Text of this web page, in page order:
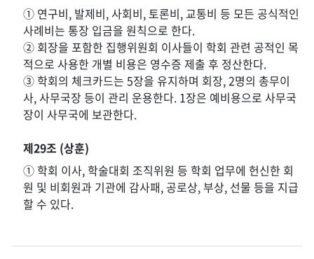
① 연구비, 발제비, 사회비, 토론비, 교통비 등 모든 공식적인
사례비는 통장 입금을 원칙으로 한다.
② 회장을 포함한 집행위원회 이사들이 학회 관련 공적인 목
적으로 사용한 개별 비용은 영수증 제출 후 정산한다.
③ 학회의 체크카드는 5장을 유지하며 회장, 2명의 총무이
사, 사무국장 등이 관리 운용한다. 1장은 예비용으로 사무국
장이 사무국에 보관한다.
제29조 (상훈)
① 학회 이사, 학술대회 조직위원 등 학회 업무에 헌신한 회
원 및 비회원과 기관에 감사패, 공로상, 부상, 선물 등을 지급
할 수 있다.